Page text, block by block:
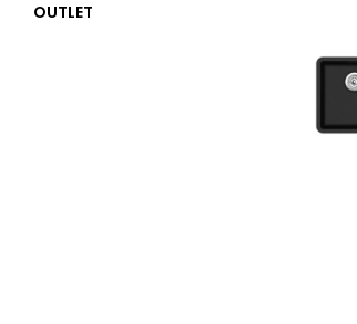
OUTLET